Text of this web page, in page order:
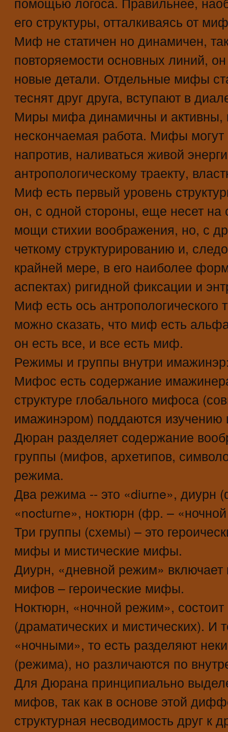
его структуры, отталкиваясь от
Миф не статичен но динамичен,
повторяемости основных линий,
новые детали. Отдельные мифы
теснят друг друга, вступают в
Миры мифа динамичны и активны,
нескончаемая работа. Мифы
напротив, наливаться живой
антропологическому траекту,
Миф есть первый уровень
он, с одной стороны, еще несет на
мощи стихии воображения, но, с
четкому структурированию и,
крайней мере, в его наиболее
аспектах) ригидной фиксации и
Миф есть ось антропологического
можно сказать, что миф есть
он есть все, и все есть миф.
Режимы и группы внутри
Мифос есть содержание
структуре глобального мифоса
имажинэром) поддаются изучению
Дюран разделяет содержание
группы (мифов, архетипов,
режима.
Два режима -- это «diurne», диурн
«nocturne», ноктюрн (фр. –
Три группы (схемы) – это
мифы и мистические мифы.
Диурн, «дневной режим» включает
мифов – героические мифы.
Ноктюрн, «ночной режим»,
(драматических и мистических). И
«ночными», то есть разделяют
(режима), но различаются по
Для Дюрана принципиально
мифов, так как в основе этой
структурная несводимость друг к